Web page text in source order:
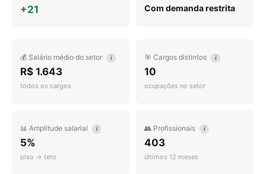
+21 Com demanda restrita
💰 Salário médio do setor i
R$ 1.643
todos os cargos
🎯 Cargos distintos i
10
ocupações no setor
📊 Amplitude salarial i
5%
piso → teto
👥 Profissionais i
403
últimos 12 meses